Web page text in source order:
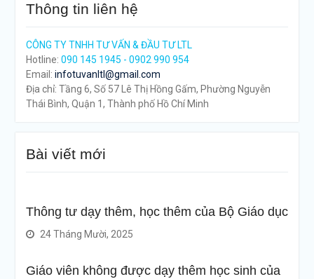
Thông tin liên hệ
CÔNG TY TNHH TƯ VẤN & ĐẦU TƯ LTL
Hotline: 090 145 1945 - 0902 990 954
Email: infotuvanltl@gmail.com
Địa chỉ: Tầng 6, Số 57 Lê Thị Hồng Gấm, Phường Nguyễn
Thái Bình, Quận 1, Thành phố Hồ Chí Minh
Bài viết mới
Thông tư dạy thêm, học thêm của Bộ Giáo dục
24 Tháng Mười, 2025
Giáo viên không được dạy thêm học sinh của